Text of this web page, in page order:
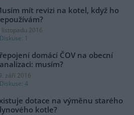
mít revizi na kotel, když ho
listopadu 2016
Diskuse: 1
domácí ČOV na obecní
musím?
září 2016
Diskuse: 4
dotace na výměnu starého
kotle?